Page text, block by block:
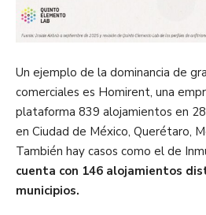
Un ejemplo de la dominancia de
comerciales es Homirent, una
plataforma 839 alojamientos en
en Ciudad de México, Querétaro,
También hay casos como el de
cuenta con 146 alojamientos
municipios.